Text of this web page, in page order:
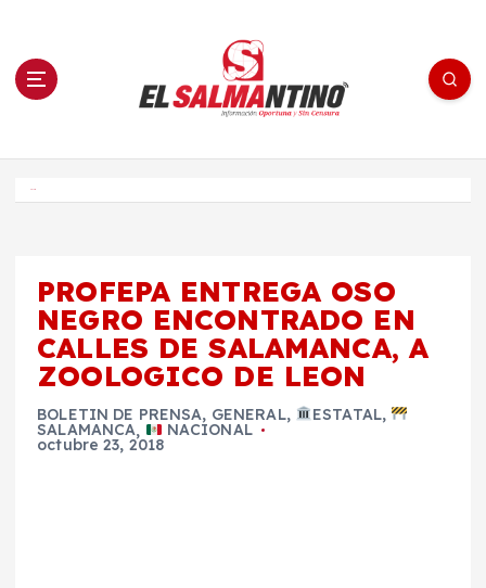
n El Salmantino - medios/noticias/editorial
PROFEPA ENTREGA OSO
NEGRO ENCONTRADO EN
CALLES DE SALAMANCA, A
ZOOLOGICO DE LEON
BOLETIN DE PRENSA, GENERAL, ESTATAL,
SALAMANCA, NACIONAL
octubre 23, 2018